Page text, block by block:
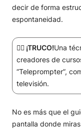
decir de forma
espontaneidad.
☝🏻 ¡TRUCO!Una
creadores de
“Teleprompter”,
televisión.
No es más que el
pantalla donde